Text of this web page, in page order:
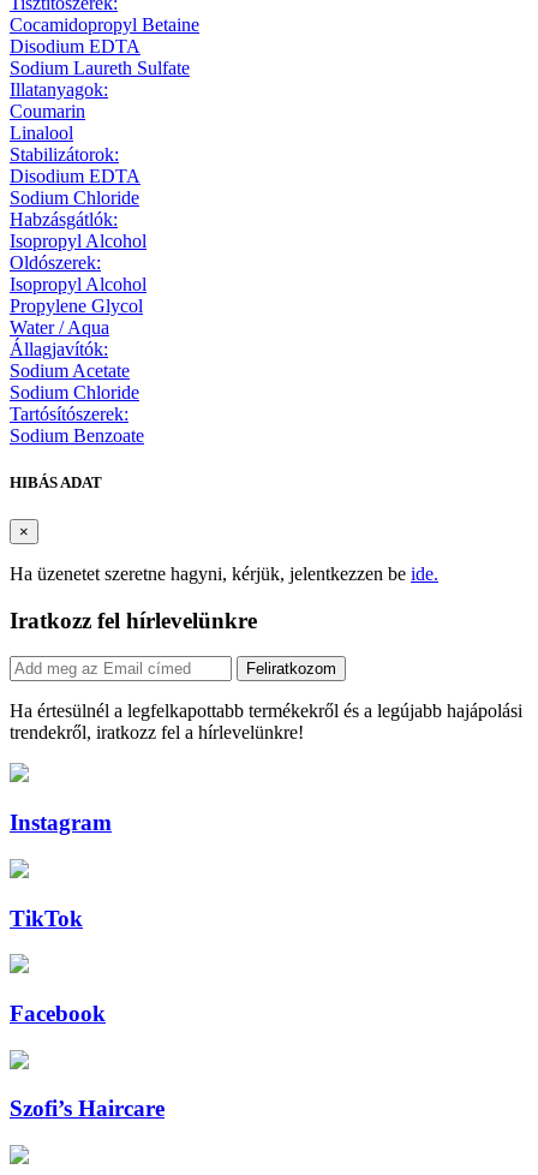
Cocamidopropyl Betaine
Disodium EDTA
Sodium Laureth Sulfate
Illatanyagok:
Coumarin
Linalool
Stabilizátorok:
Disodium EDTA
Sodium Chloride
Habzásgátlók:
Isopropyl Alcohol
Oldószerek:
Isopropyl Alcohol
Propylene Glycol
Water / Aqua
Állagjavítók:
Sodium Acetate
Sodium Chloride
Tartósítószerek:
Sodium Benzoate
HIBÁS ADAT
×
Ha üzenetet szeretne hagyni, kérjük, jelentkezzen be ide.
Iratkozz fel hírlevelünkre
Feliratkozom
Ha értesülnél a legfelkapottabb termékekről és a legújabb hajápolási
trendekről, iratkozz fel a hírlevelünkre!
Instagram
TikTok
Facebook
Szofi’s Haircare